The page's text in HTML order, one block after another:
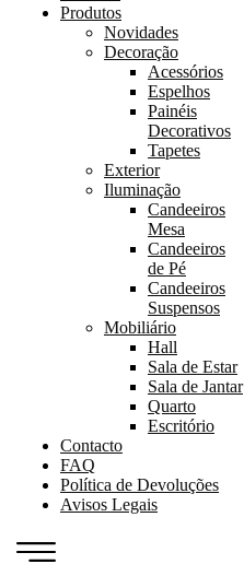
Produtos
Novidades
Decoração
Acessórios
Espelhos
Painéis
Decorativos
Tapetes
Exterior
Iluminação
Candeeiros
Mesa
Candeeiros
de Pé
Candeeiros
Suspensos
Mobiliário
Hall
Sala de Estar
Sala de Jantar
Quarto
Escritório
Contacto
FAQ
Política de Devoluções
Avisos Legais